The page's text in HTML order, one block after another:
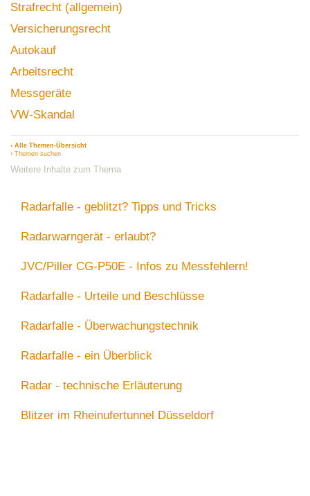
Strafrecht (allgemein)
Versicherungsrecht
Autokauf
Arbeitsrecht
Messgeräte
VW-Skandal
› Alle Themen-Übersicht
› Themen suchen
Weitere Inhalte zum Thema
Radarfalle - geblitzt? Tipps und Tricks
Radarwarngerät - erlaubt?
JVC/Piller CG-P50E - Infos zu Messfehlern!
Radarfalle - Urteile und Beschlüsse
Radarfalle - Überwachungstechnik
Radarfalle - ein Überblick
Radar - technische Erläuterung
Blitzer im Rheinufertunnel Düsseldorf